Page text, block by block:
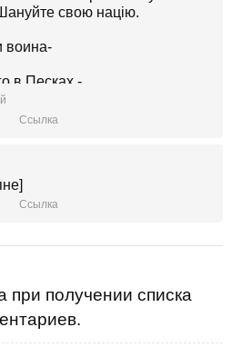
свою націю.
Ссылка
Ссылка
получении списка